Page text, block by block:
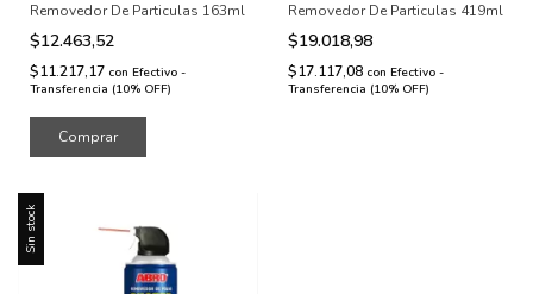
Removedor De Particulas 163ml
$12.463,52
$11.217,17 con Efectivo -
Transferencia (10% OFF)
Removedor De Particulas 419ml
$19.018,98
$17.117,08 con Efectivo -
Transferencia (10% OFF)
Sin stock